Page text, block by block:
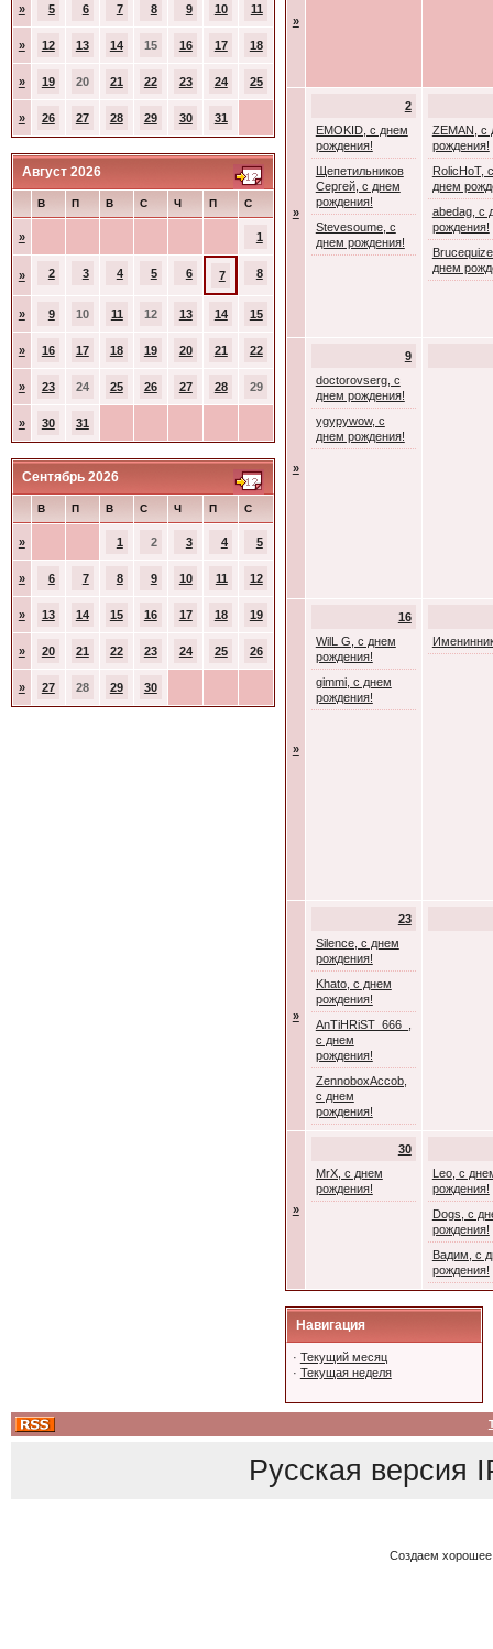
» 5 6 7 8 9 10 11
» 12 13 14 15 16 17 18
» 19 20 21 22 23 24 25
» 26 27 28 29 30 31
Август 2026
В П В С Ч П С
» 1
» 2 3 4 5 6 7 8
» 9 10 11 12 13 14 15
» 16 17 18 19 20 21 22
» 23 24 25 26 27 28 29
» 30 31
Сентябрь 2026
В П В С Ч П С
» 1 2 3 4 5
» 6 7 8 9 10 11 12
» 13 14 15 16 17 18 19
» 20 21 22 23 24 25 26
» 27 28 29 30
»
»
2
EMOKID, с днем
рождения!
Щепетильников
Сергей, с днем
рождения!
Stevesoume, с
днем рождения!
ZEMAN, с
рождения!
RolicHoT, с
днем
abedag, с
рождения!
днем
»
9
doctorovserg, с
днем рождения!
ygypywow, с
днем рождения!
»
16
WilL G, с днем
рождения!
gimmi, с днем
рождения!
»
23
Silence, с днем
рождения!
Khato, с днем
рождения!
AnTiHRiST_666_,
с днем
рождения!
ZennoboxAccob,
с днем
рождения!
»
30
MrX, с днем
рождения!
Leo, с
рождения!
Dogs, с
рождения!
Вадим, с
рождения!
Навигация
· Текущий месяц
· Текущая неделя
Русская версия
Создаем